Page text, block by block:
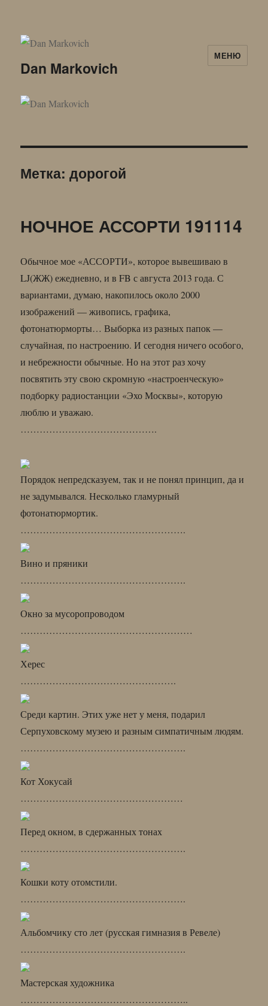
Dan Markovich
МЕНЮ
Метка:дорогой
НОЧНОЕ АССОРТИ 191114
Обычное мое «АССОРТИ», которое вывешиваю в
LJ(ЖЖ) ежедневно, и в FB с августа 2013 года. С
вариантами, думаю, накопилось около 2000
изображений — живопись, графика,
фотонатюрморты… Выборка из разных папок —
случайная, по настроению. И сегодня ничего особого,
и небрежности обычные. Но на этот раз хочу
посвятить эту свою скромную «настроенческую»
подборку радиостанции «Эхо Москвы», которую
люблю и уважаю.
…………………………………….
Порядок непредсказуем, так и не понял принцип, да и
не задумывался. Несколько гламурный
фотонатюрмортик.
…………………………………………….
Вино и пряники
…………………………………………….
Окно за мусоропроводом
………………………………………………
Херес
………………………………………….
Среди картин. Этих уже нет у меня, подарил
Серпуховскому музею и разным симпатичным людям.
…………………………………………….
Кот Хокусай
……………………………………………
Перед окном, в сдержанных тонах
…………………………………………….
Кошки коту отомстили.
…………………………………………….
Альбомчику сто лет (русская гимназия в Ревеле)
…………………………………………….
Мастерская художника
……………………………………………..